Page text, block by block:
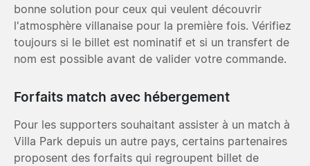
bonne solution pour ceux qui veulent découvrir
l'atmosphère villanaise pour la première fois. Vérifiez
toujours si le billet est nominatif et si un transfert de
nom est possible avant de valider votre commande.
Forfaits match avec hébergement
Pour les supporters souhaitant assister à un match à
Villa Park depuis un autre pays, certains partenaires
proposent des forfaits qui regroupent billet de